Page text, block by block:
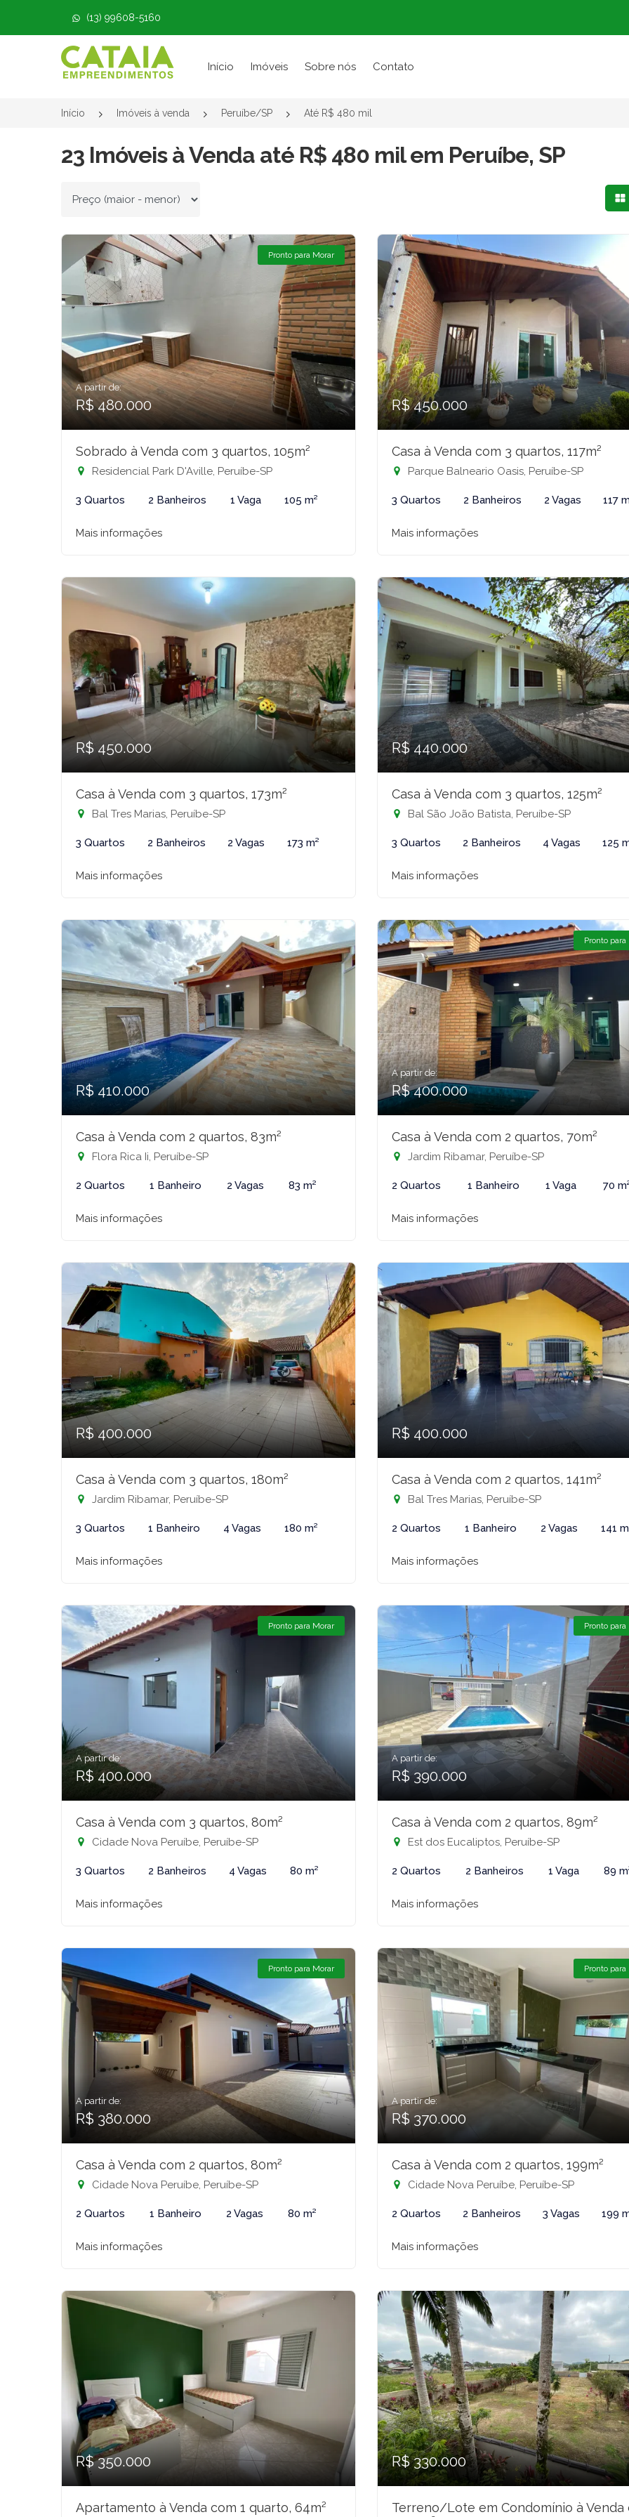
(13) 99608-5160
Página inicial
Início Imóveis Sobre nós Contato
Início Imóveis à venda Peruíbe/SP Até R$ 480 mil
23 Imóveis à Venda até R$ 480 mil em Peruíbe, SP
Ordenar por
Pronto para Morar
A partir de:
R$ 480.000
Sobrado à Venda com 3 quartos, 105m²
Residencial Park D'Aville, Peruíbe-SP
3 Quartos 2 Banheiros 1 Vaga 105 m²
Mais informações
R$ 450.000
Casa à Venda com 3 quartos, 117m²
Parque Balneario Oasis, Peruíbe-SP
3 Quartos 2 Banheiros 2 Vagas 117
Mais informações
R$ 450.000
Casa à Venda com 3 quartos, 173m²
Bal Tres Marias, Peruíbe-SP
3 Quartos 2 Banheiros 2 Vagas 173 m²
Mais informações
R$ 440.000
Casa à Venda com 3 quartos, 125m²
Bal São João Batista, Peruíbe-SP
3 Quartos 2 Banheiros 4 Vagas 125
Mais informações
R$ 410.000
Casa à Venda com 2 quartos, 83m²
Flora Rica Ii, Peruíbe-SP
2 Quartos 1 Banheiro 2 Vagas 83 m²
Mais informações
Pronto para
A partir de:
R$ 400.000
Casa à Venda com 2 quartos, 70m²
Jardim Ribamar, Peruíbe-SP
2 Quartos 1 Banheiro 1 Vaga 70
Mais informações
R$ 400.000
Casa à Venda com 3 quartos, 180m²
Jardim Ribamar, Peruíbe-SP
3 Quartos 1 Banheiro 4 Vagas 180 m²
Mais informações
R$ 400.000
Casa à Venda com 2 quartos, 141m²
Bal Tres Marias, Peruíbe-SP
2 Quartos 1 Banheiro 2 Vagas 141
Mais informações
Pronto para Morar
A partir de:
R$ 400.000
Casa à Venda com 3 quartos, 80m²
Cidade Nova Peruíbe, Peruíbe-SP
3 Quartos 2 Banheiros 4 Vagas 80 m²
Mais informações
Pronto para
A partir de:
R$ 390.000
Casa à Venda com 2 quartos, 89m²
Est dos Eucaliptos, Peruíbe-SP
2 Quartos 2 Banheiros 1 Vaga 89
Mais informações
Pronto para Morar
A partir de:
R$ 380.000
Casa à Venda com 2 quartos, 80m²
Cidade Nova Peruíbe, Peruíbe-SP
2 Quartos 1 Banheiro 2 Vagas 80 m²
Mais informações
Pronto para
A partir de:
R$ 370.000
Casa à Venda com 2 quartos, 199m²
Cidade Nova Peruíbe, Peruíbe-SP
2 Quartos 2 Banheiros 3 Vagas 199
Mais informações
R$ 350.000
Apartamento à Venda com 1 quarto, 64m²
R$ 330.000
Terreno/Lote em Condomínio à Venda